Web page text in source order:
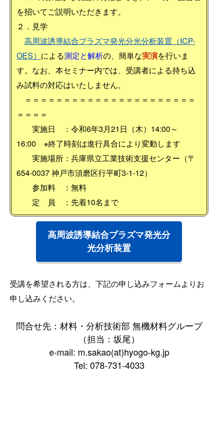
を招いてご説明いただきます。
２．見学
高周波誘導結合プラズマ発光分光分析装置（ICP-
OES） による測定と解析の、簡単な実演を行いま
す。なお、本セミナー内では、受講者による持ち込
み試料の対応はいたしません。
＝＝＝＝＝＝＝＝＝＝＝＝＝＝＝＝＝＝＝＝＝＝
＝＝＝＝
実施日 ：令和6年3月21日（木）14:00～
16:00 ※終了時刻は進行具合により変動します
実施場所：兵庫県立工業技術支援センター（〒
654-0037 神戸市須磨区行平町3‐1‐12）
参加料 ：無料
定 員 ：先着10名まで
高周波誘導結合プラズマ発光分
光分析装置
受講を希望される方は、下記の申し込みフォームよりお
申し込みください。
問合せ先：材料・分析技術部 無機材料グループ
（担当：坂尾）
e-mail: m.sakao(at)hyogo-kg.jp
Tel: 078-731-4033